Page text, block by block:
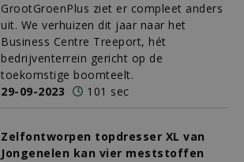
GrootGroenPlus ziet er compleet anders
uit. We verhuizen dit jaar naar het
Business Centre Treeport, hét
bedrijventerrein gericht op de
toekomstige boomteelt.
29-09-2023
101 sec
Zelfontworpen topdresser XL van
Jongenelen kan vier meststoffen